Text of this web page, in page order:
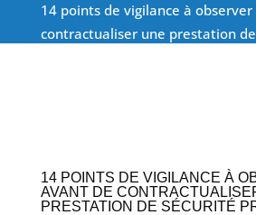
14 points de vigilance à
contractualiser une prestation
14 POINTS DE VIGILANCE À
AVANT DE
PRESTATION DE SÉCURITÉ